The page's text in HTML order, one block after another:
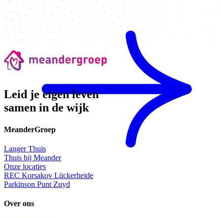
Leid je eigen leven
samen in de wijk
MeanderGroep
Langer Thuis
Thuis bij Meander
Onze locaties
REC Korsakov Lückerheide
Parkinson Punt Zuyd
Over ons